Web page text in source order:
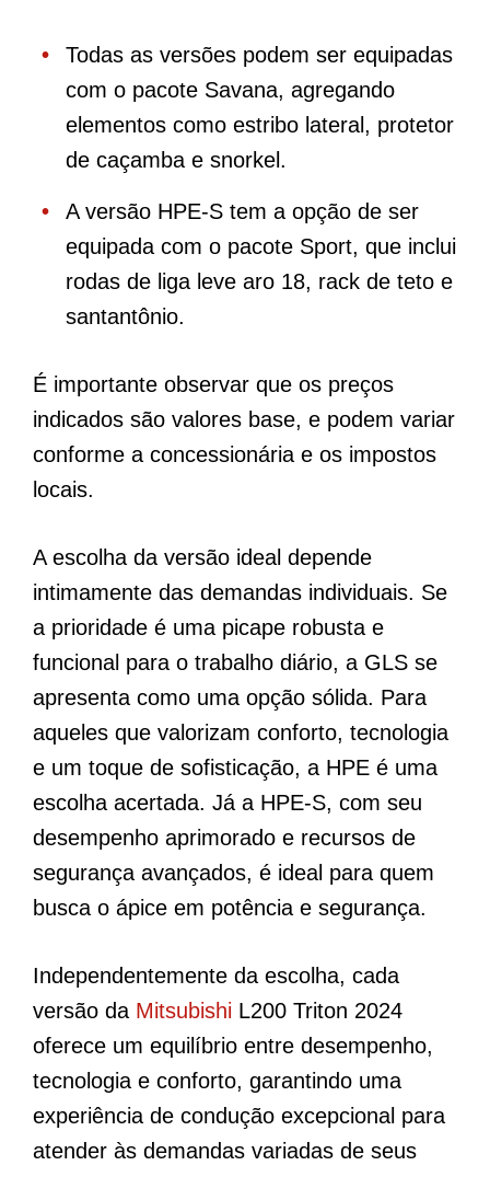
Todas as versões podem ser equipadas
com o pacote Savana, agregando
elementos como estribo lateral, protetor
de caçamba e snorkel.
A versão HPE-S tem a opção de ser
equipada com o pacote Sport, que inclui
rodas de liga leve aro 18, rack de teto e
santantônio.
É importante observar que os preços
indicados são valores base, e podem variar
conforme a concessionária e os impostos
locais.
A escolha da versão ideal depende
intimamente das demandas individuais. Se
a prioridade é uma picape robusta e
funcional para o trabalho diário, a GLS se
apresenta como uma opção sólida. Para
aqueles que valorizam conforto, tecnologia
e um toque de sofisticação, a HPE é uma
escolha acertada. Já a HPE-S, com seu
desempenho aprimorado e recursos de
segurança avançados, é ideal para quem
busca o ápice em potência e segurança.
Independentemente da escolha, cada
versão da Mitsubishi L200 Triton 2024
oferece um equilíbrio entre desempenho,
tecnologia e conforto, garantindo uma
experiência de condução excepcional para
atender às demandas variadas de seus